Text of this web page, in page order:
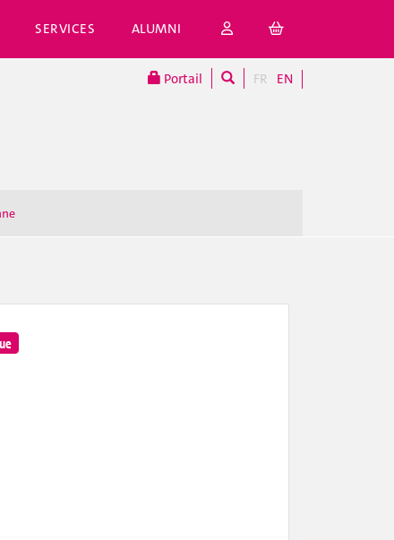
SERVICES ALUMNI
Portail FR EN